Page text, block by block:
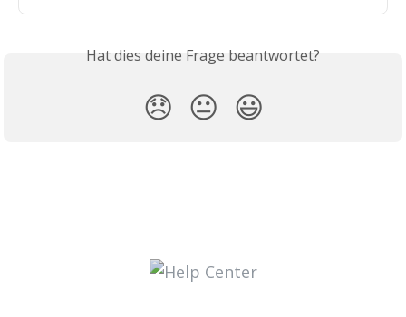
Hat dies deine Frage beantwortet?
😞 😐 😃